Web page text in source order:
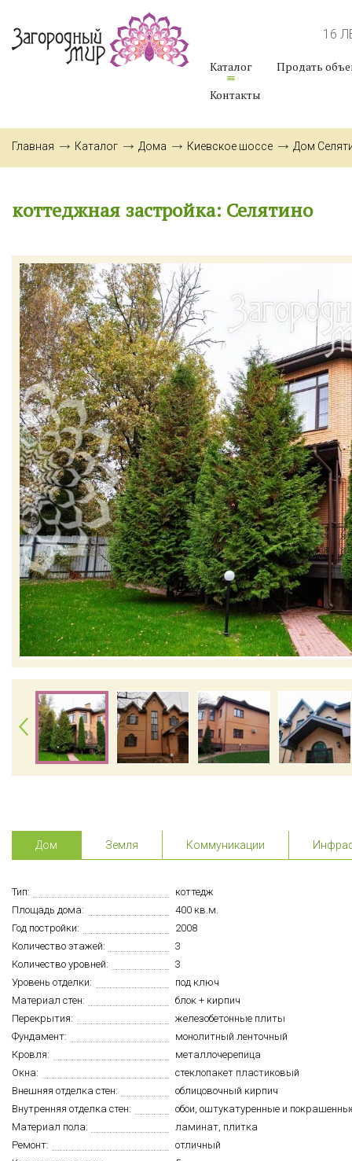
16
Каталог
Продать
Контакты
Главная Каталог Дома Киевское шоссе Дом
коттеджная застройка: Селятино
Дом Земля Коммуникации
Тип:
коттедж
Площадь дома:
400 кв.м.
Год постройки:
2008
Количество этажей:
3
Количество уровней:
3
Уровень отделки:
под ключ
Материал стен:
блок + кирпич
Перекрытия:
железобетонные плиты
Фундамент:
монолитный ленточный
Кровля:
металлочерепица
Окна:
стеклопакет пластиковый
Внешняя отделка стен:
облицовочный кирпич
Внутренняя отделка стен:
обои, оштукатуренные и
Материал пола:
ламинат, плитка
Ремонт:
отличный